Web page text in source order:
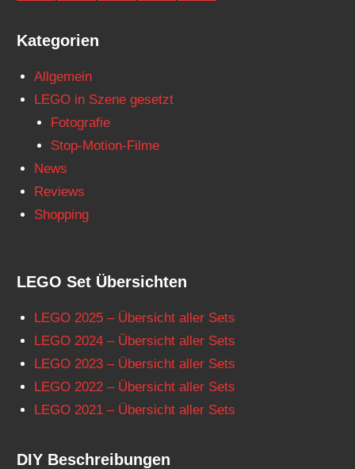
Kategorien
Allgemein
LEGO in Szene gesetzt
Fotografie
Stop-Motion-Filme
News
Reviews
Shopping
LEGO Set Übersichten
LEGO 2025 – Übersicht aller Sets
LEGO 2024 – Übersicht aller Sets
LEGO 2023 – Übersicht aller Sets
LEGO 2022 – Übersicht aller Sets
LEGO 2021 – Übersicht aller Sets
DIY Beschreibungen